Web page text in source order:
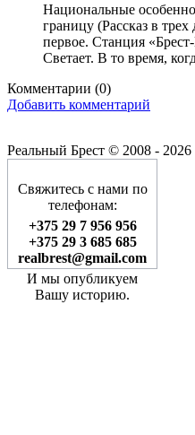
Национальные
границу (Рассказ в
первое. Станция
Светает. В то время,
Комментарии (0)
Добавить комментарий
Реальный Брест © 2008 - 2026
Свяжитесь с нами по
телефонам:
+375 29 7 956 956
+375 29 3 685 685
realbrest@gmail.com
И мы опубликуем
Вашу историю.